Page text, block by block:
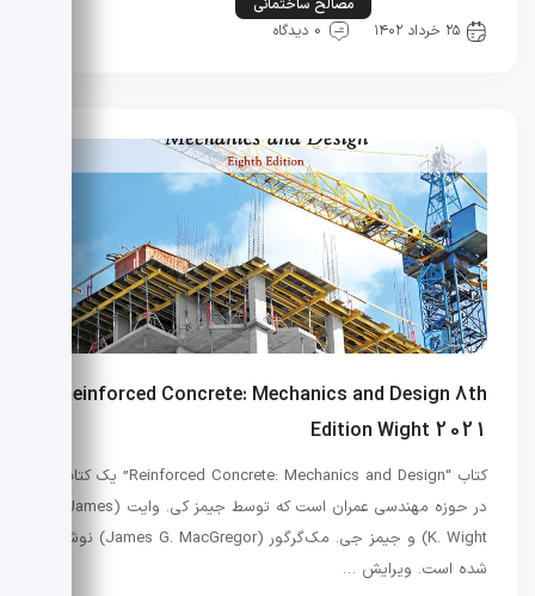
مصالح ساختمانی
۲۵ خرداد ۱۴۰۲
0 دیدگاه
Reinforced Concrete: Mechanics and Design 8th
Edition Wight 2021
کتاب “Reinforced Concrete: Mechanics and Design” یک کتاب
در حوزه مهندسی عمران است که توسط جیمز کی. وایت (James
K. Wight) و جیمز جی. مک‌گرگور (James G. MacGregor) نوشته
شده است. ویرایش …